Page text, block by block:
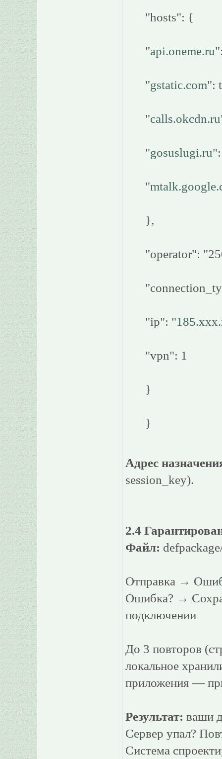
"hosts": {
"api.oneme.ru
"gstatic.com":
"calls.okcdn.ru
"gosuslugi.ru
"
},
"operator":
"ip": "
"vpn": 1
}
}
Адрес
session_key).
2.4
Файл:
Отправка →
Ошибка? →
подключении
До 3 повторов
локальное
приложения —
Результат: ваши
Сервер упал?
Система